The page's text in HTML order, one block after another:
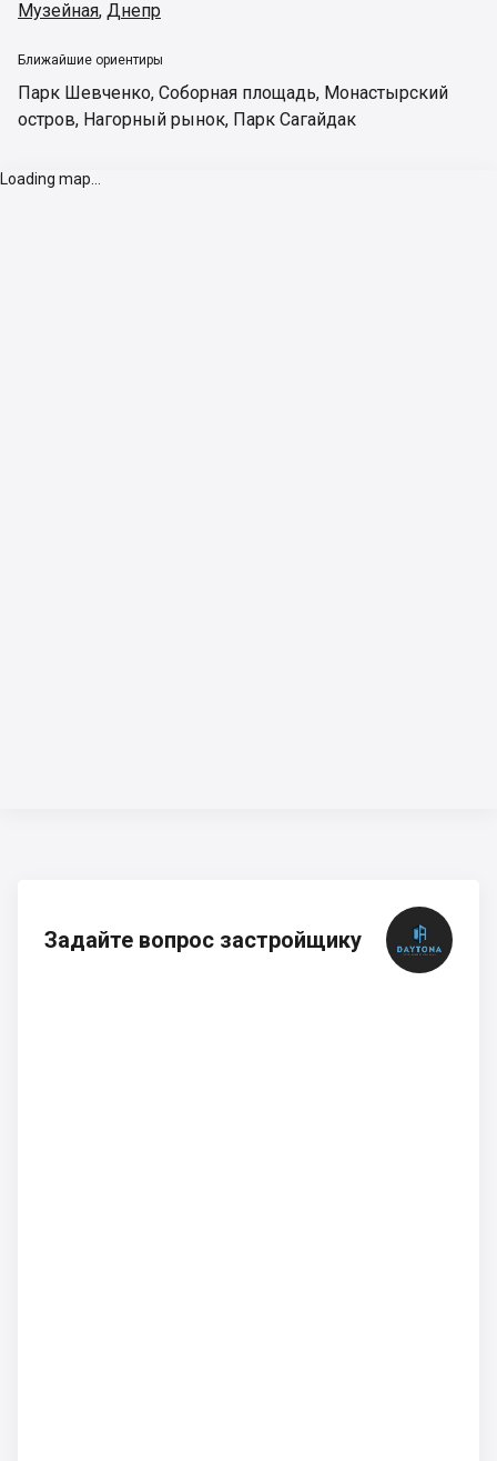
Музейная, Днепр
Ближайшие ориентиры
Парк Шевченко, Соборная площадь, Монастырский
остров, Нагорный рынок, Парк Сагайдак
Loading map...
Задайте вопрос застройщику